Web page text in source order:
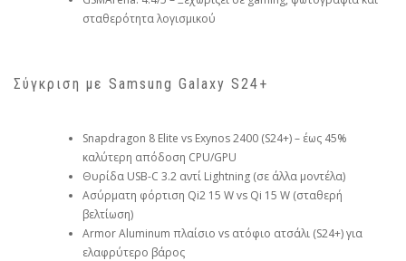
σταθερότητα λογισμικού
Σύγκριση με Samsung Galaxy S24+
Snapdragon 8 Elite vs Exynos 2400 (S24+) – έως 45%
καλύτερη απόδοση CPU/GPU
Θυρίδα USB-C 3.2 αντί Lightning (σε άλλα μοντέλα)
Ασύρματη φόρτιση Qi2 15 W vs Qi 15 W (σταθερή
βελτίωση)
Armor Aluminum πλαίσιο vs ατόφιο ατσάλι (S24+) για
ελαφρύτερο βάρος